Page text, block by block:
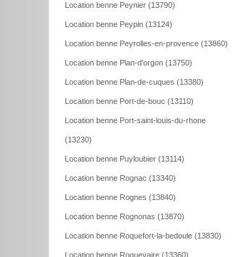
Location benne Peynier (13790)
Location benne Peypin (13124)
Location benne Peyrolles-en-provence (13860)
Location benne Plan-d'orgon (13750)
Location benne Plan-de-cuques (13380)
Location benne Port-de-bouc (13110)
Location benne Port-saint-louis-du-rhone
(13230)
Location benne Puyloubier (13114)
Location benne Rognac (13340)
Location benne Rognes (13840)
Location benne Rognonas (13870)
Location benne Roquefort-la-bedoule (13830)
Location benne Roquevaire (13360)